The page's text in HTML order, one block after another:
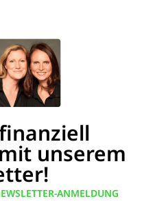
unserem
ANMELDUNG